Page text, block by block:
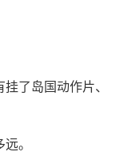
了岛国动作片、
。